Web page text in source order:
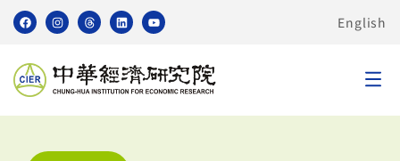
English